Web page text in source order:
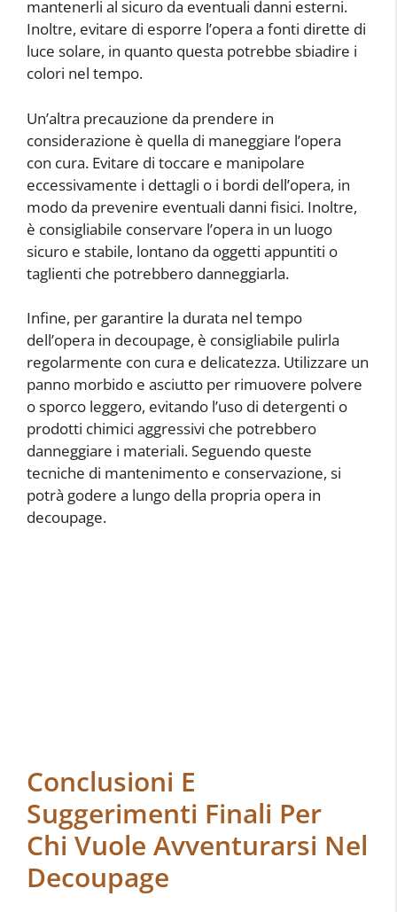
mantenerli al sicuro da eventuali danni esterni.
Inoltre, evitare di esporre l’opera a fonti dirette di
luce solare, in quanto questa potrebbe sbiadire i
colori nel tempo.
Un’altra precauzione da prendere in
considerazione è quella di maneggiare l’opera
con cura. Evitare di toccare e manipolare
eccessivamente i dettagli o i bordi dell’opera, in
modo da prevenire eventuali danni fisici. Inoltre,
è consigliabile conservare l’opera in un luogo
sicuro e stabile, lontano da oggetti appuntiti o
taglienti che potrebbero danneggiarla.
Infine, per garantire la durata nel tempo
dell’opera in decoupage, è consigliabile pulirla
regolarmente con cura e delicatezza. Utilizzare un
panno morbido e asciutto per rimuovere polvere
o sporco leggero, evitando l’uso di detergenti o
prodotti chimici aggressivi che potrebbero
danneggiare i materiali. Seguendo queste
tecniche di mantenimento e conservazione, si
potrà godere a lungo della propria opera in
decoupage.
Conclusioni E
Suggerimenti Finali Per
Chi Vuole Avventurarsi Nel
Decoupage